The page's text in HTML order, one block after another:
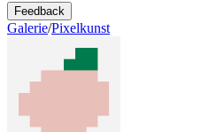
Feedback
Galerie/Pixelkunst